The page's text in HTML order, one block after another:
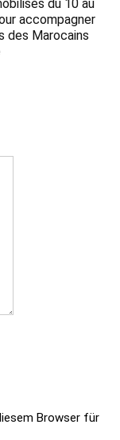
du 10 au
accompagner
des Marocains
Browser für